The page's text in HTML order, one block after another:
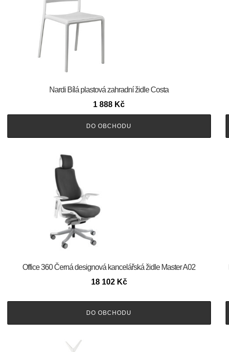
Nardi Bílá plastová zahradní židle Costa
1 888 Kč
DO OBCHODU
Office 360 Černá designová kancelářská židle Master A02
18 102 Kč
DO OBCHODU